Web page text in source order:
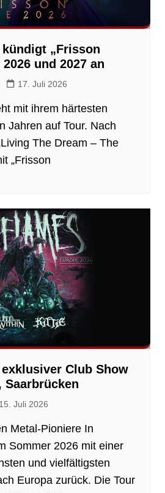
„Frisson
und 2027 an
17. Juli 2026
mit ihrem härtesten
Jahren auf Tour. Nach
The Dream – The
„Frisson
Club Show
Saarbrücken
15. Juli 2026
Metal-Pioniere In
Sommer 2026 mit einer
und vielfältigsten
Europa zurück. Die Tour